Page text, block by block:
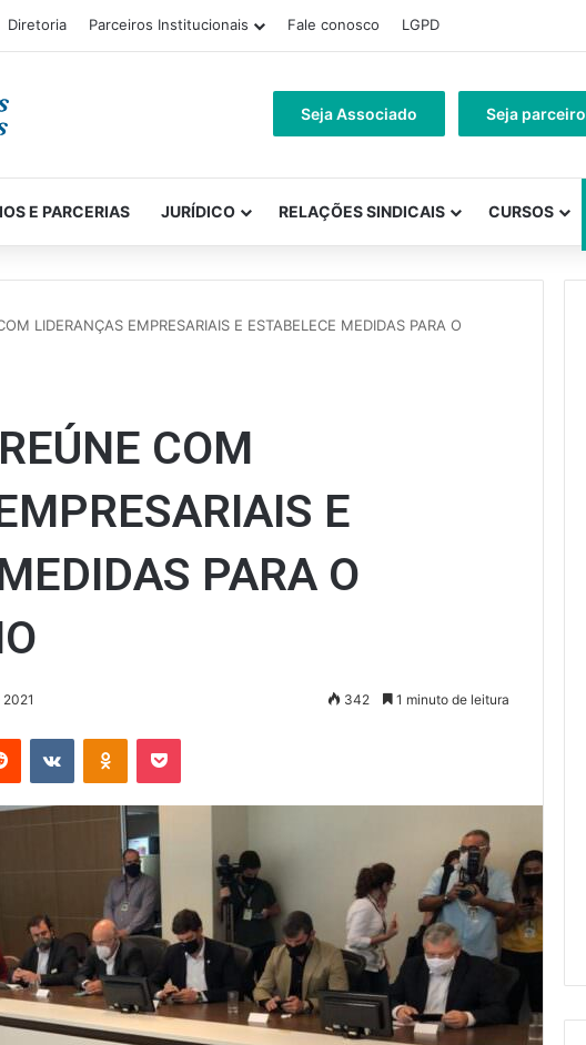
Diretoria Parceiros Institucionais Fale conosco LGPD
Seja Associado Seja parceiro
E PARCERIAS JURÍDICO RELAÇÕES SINDICAIS CURSOS
LIDERANÇAS EMPRESARIAIS E ESTABELECE MEDIDAS PARA O
COM
E
PARA O
342 1 minuto de leitura
Reddit VK OK Pocket